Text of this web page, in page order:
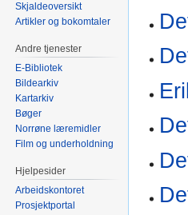
Skjaldeoversikt
Artikler og bokomtaler
Andre tjenester
E-Bibliotek
Bildearkiv
Kartarkiv
Bøger
Norrøne læremidler
Film og underholdning
Hjelpesider
Arbeidskontoret
Prosjektportal